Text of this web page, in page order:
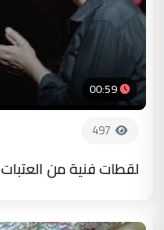
00:59
497
لقطات فنية من